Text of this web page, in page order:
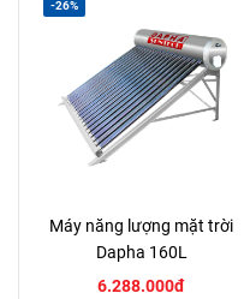
Máy năng lượng mặt trời
Dapha 160L
6.288.000đ
-26%